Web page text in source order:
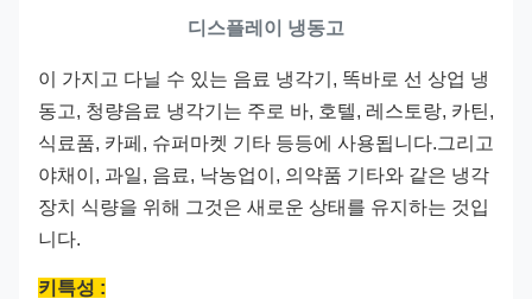
디스플레이 냉동고
이 가지고 다닐 수 있는 음료 냉각기, 똑바로 선 상업 냉
동고, 청량음료 냉각기는 주로 바, 호텔, 레스토랑, 카틴,
식료품, 카페, 슈퍼마켓 기타 등등에 사용됩니다.그리고
야채이, 과일, 음료, 낙농업이, 의약품 기타와 같은 냉각
장치 식량을 위해 그것은 새로운 상태를 유지하는 것입
니다.
키특성 :